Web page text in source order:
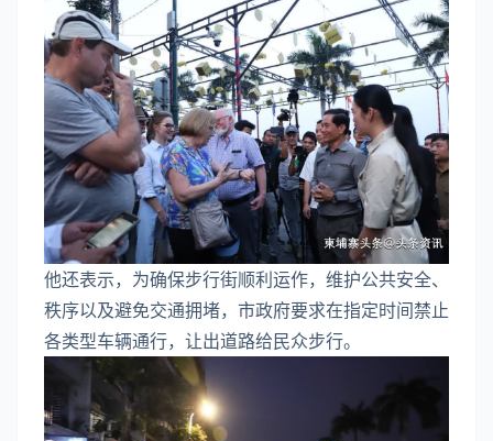
他还表示，为确保步行街顺利运作，维护公共安全、
秩序以及避免交通拥堵，市政府要求在指定时间禁止
各类型车辆通行，让出道路给民众步行。